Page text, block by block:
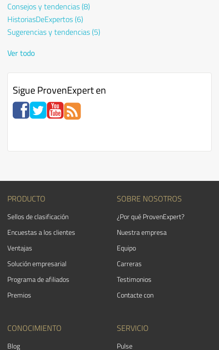
Consejos y tendencias(8)
HistoriasDeExpertos(6)
Sugerencias y tendencias(5)
Ver todo
Sigue ProvenExpert en
PRODUCTO
Sellos de clasificación
Encuestas a los clientes
Ventajas
Solución empresarial
Programa de afiliados
Premios
SOBRE NOSOTROS
¿Por qué ProvenExpert?
Nuestra empresa
Equipo
Carreras
Testimonios
Contacte con
CONOCIMIENTO
Blog
SERVICIO
Pulse